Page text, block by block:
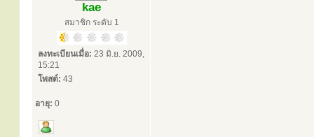
kae
สมาชิก ระดับ 1
ลงทะเบียนเมื่อ: 23 มิ.ย. 2009,
15:21
โพสต์: 43
อายุ: 0